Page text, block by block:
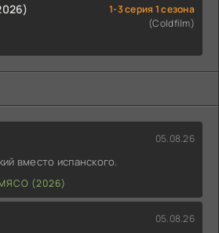
1-3 серия 1 сезона
(Coldfilm)
05.08.26
вместо испанского.
(2026)
05.08.26